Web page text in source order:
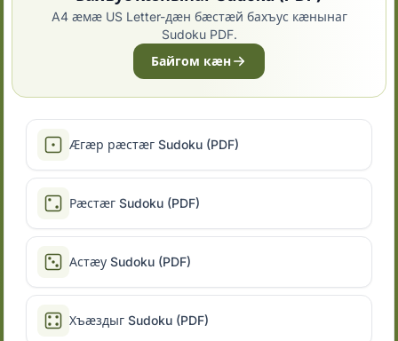
A4 ӕмӕ US Letter-дӕн бӕстӕй бахъус кӕнынаг
Sudoku PDF.
Байгом кӕн
Ӕгӕр рӕстӕг Sudoku (PDF)
Рӕстӕг Sudoku (PDF)
Астӕу Sudoku (PDF)
Хъӕздыг Sudoku (PDF)